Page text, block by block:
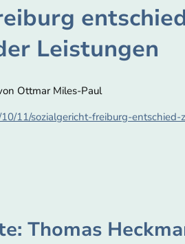
Leistungen
Ottmar Miles-Paul
11/sozialgericht-freiburg-
Thomas